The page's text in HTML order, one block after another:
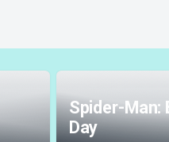
Spider-Man:
Day